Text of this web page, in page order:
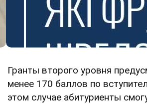
Гранты второго уровня
менее 170 баллов по
этом случае абитуриенты